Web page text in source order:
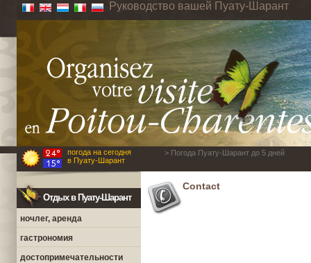
Руководство вашей Пуату-Шарант
погода на сегодня
в Пуату-Шарант
> Погода Пуату-Шарант до 5 дней
Отдых в Пуату-Шарант
ночлег, аренда
гастрономия
достопримечательности
Contact